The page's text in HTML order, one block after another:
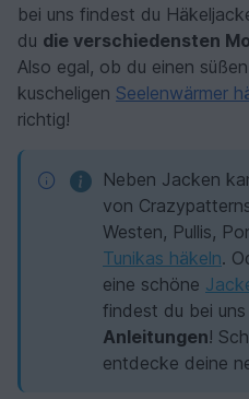
bei uns findest du
du die verschiedensten
Also egal, ob du einen
kuscheligen Seelenwärmer
richtig!
Neben Jacken
von
Westen, Pullis,
Tunikas häkeln.
eine schöne
findest du bei uns
Anleitungen!
entdecke deine